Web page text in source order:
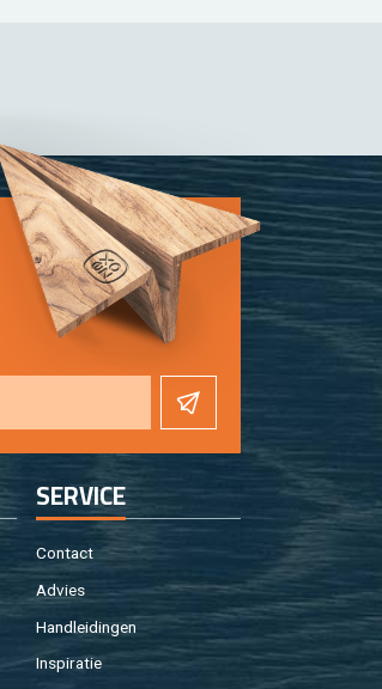
SER­VI­CE
Con­tact
Ad­vies
Hand­lei­din­gen
In­spi­ra­tie